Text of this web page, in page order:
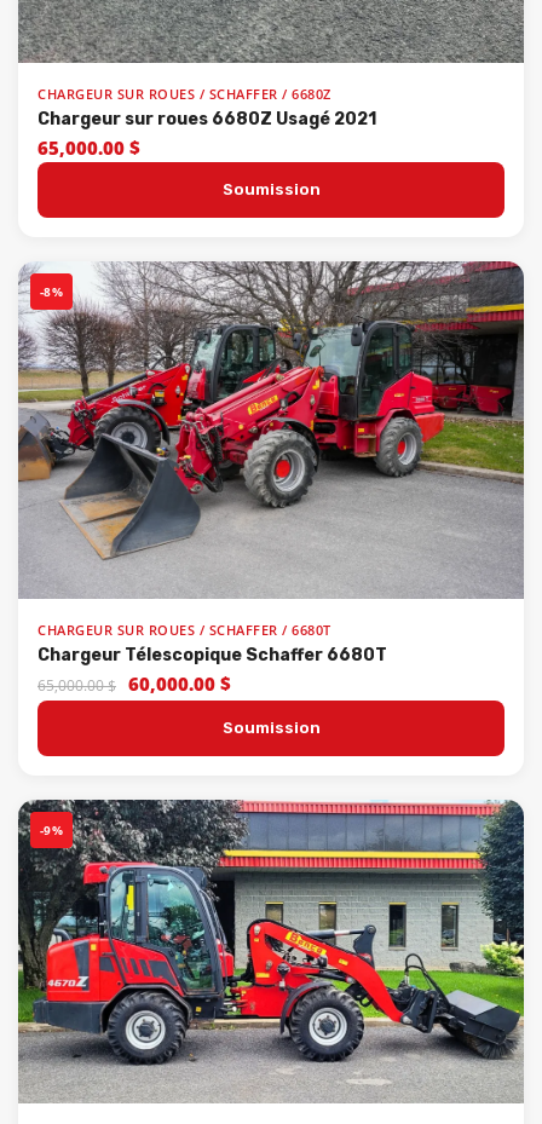
CHARGEUR SUR ROUES / SCHAFFER / 6680Z
Chargeur sur roues 6680Z Usagé 2021
65,000.00 $
Soumission
-8%
CHARGEUR SUR ROUES / SCHAFFER / 6680T
Chargeur Télescopique Schaffer 6680T
65,000.00 $ 60,000.00 $
Soumission
-9%